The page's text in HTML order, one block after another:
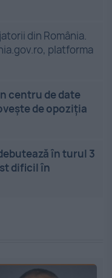
din România.
platforma
centru de date
de opoziția
în turul 3
dificil în